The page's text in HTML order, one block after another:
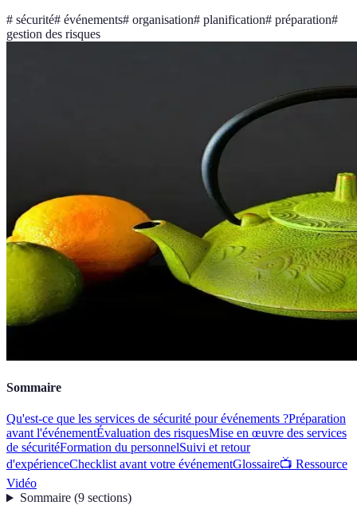
# sécurité# événements# organisation# planification# préparation#
gestion des risques
Sommaire
Qu'est-ce que les services de sécurité pour événements ?Préparation
avant l'événementÉvaluation des risquesMise en œuvre des services
de sécuritéFormation du personnelSuivi et retour
d'expérienceChecklist avant votre événementGlossaire📺 Ressource
Vidéo
Sommaire(9 sections)